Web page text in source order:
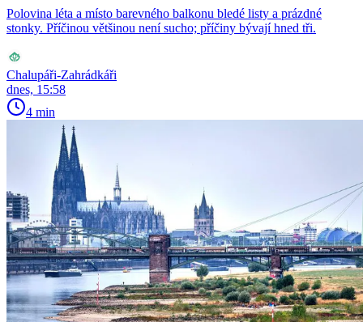
Polovina léta a místo barevného balkonu bledé listy a prázdné
stonky. Příčinou většinou není sucho; příčiny bývají hned tři.
Chalupáři-Zahrádkáři
dnes, 15:58
4 min